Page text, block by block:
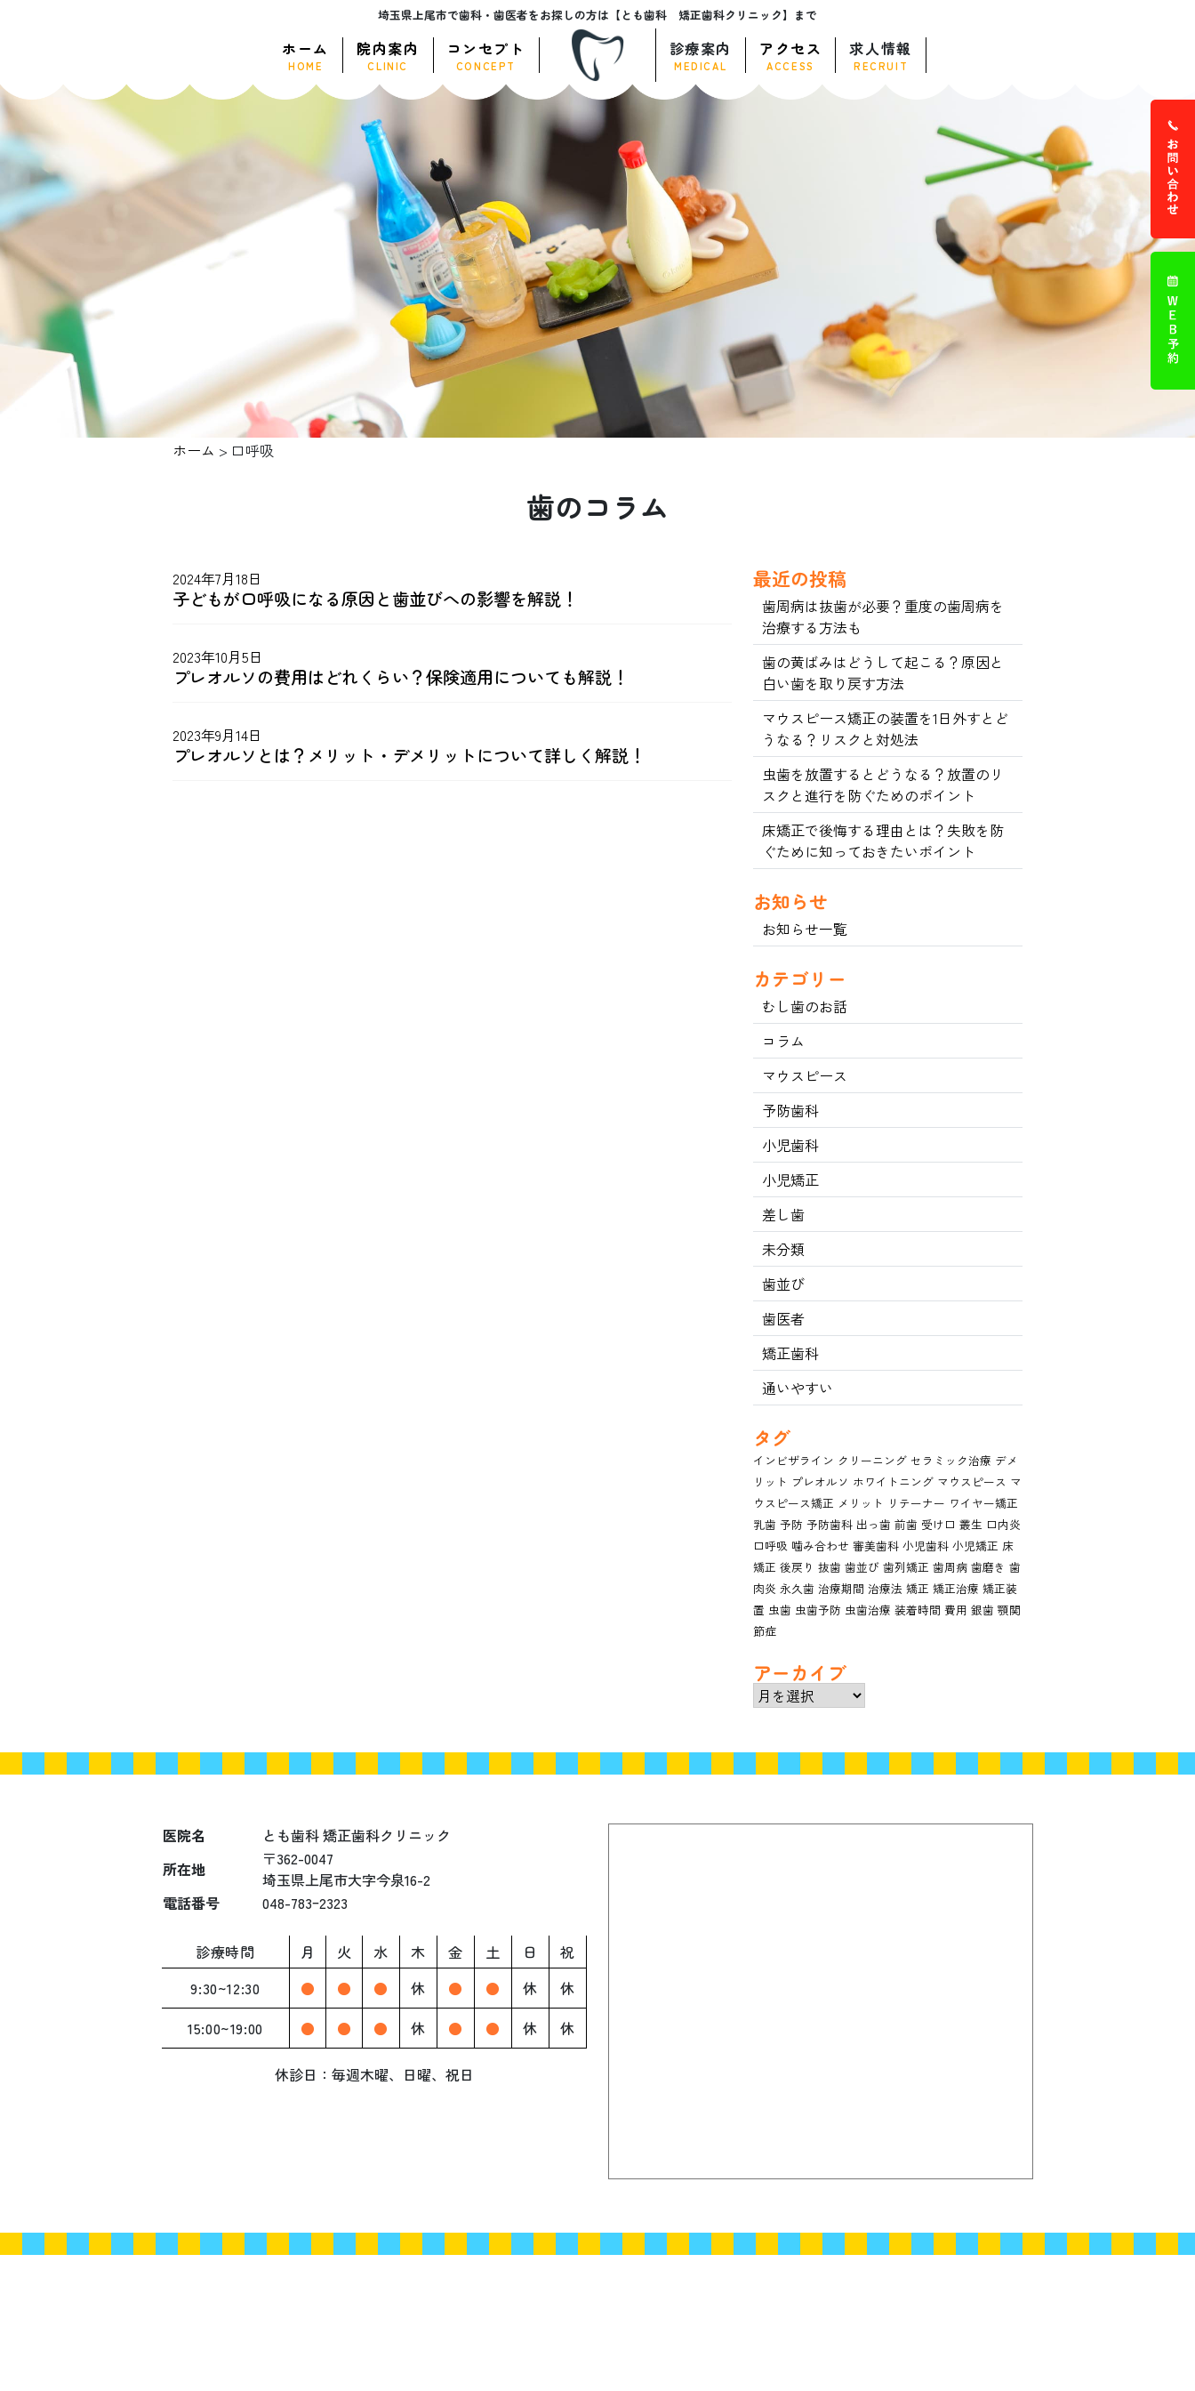
埼玉県上尾市で歯科・歯医者をお探しの方は【とも歯科 矯正歯科クリニック】まで
ホーム
HOME
院内案内
CLINIC
コンセプト
CONCEPT
診療案内
MEDICAL
アクセス
ACCESS
求人情報
RECRUIT
ホーム > 口呼吸
歯のコラム
2024年7月18日
子どもが口呼吸になる原因と歯並びへの影響を解説！
2023年10月5日
プレオルソの費用はどれくらい？保険適用についても解説！
2023年9月14日
プレオルソとは？メリット・デメリットについて詳しく解説！
最近の投稿
歯周病は抜歯が必要？重度の歯周病を
治療する方法も
歯の黄ばみはどうして起こる？原因と
白い歯を取り戻す方法
マウスピース矯正の装置を1日外すとど
うなる？リスクと対処法
虫歯を放置するとどうなる？放置のリ
スクと進行を防ぐためのポイント
床矯正で後悔する理由とは？失敗を防
ぐために知っておきたいポイント
お知らせ
お知らせ一覧
カテゴリー
むし歯のお話
コラム
マウスピース
予防歯科
小児歯科
小児矯正
差し歯
未分類
歯並び
歯医者
矯正歯科
通いやすい
タグ
インビザライン クリーニング セラミック治療 デメ
リット プレオルソ ホワイトニング マウスピース マ
ウスピース矯正 メリット リテーナー ワイヤー矯正
乳歯 予防 予防歯科 出っ歯 前歯 受け口 叢生 口内炎
口呼吸 噛み合わせ 審美歯科 小児歯科 小児矯正 床
矯正 後戻り 抜歯 歯並び 歯列矯正 歯周病 歯磨き 歯
肉炎 永久歯 治療期間 治療法 矯正 矯正治療 矯正装
置 虫歯 虫歯予防 虫歯治療 装着時間 費用 銀歯 顎関
節症
アーカイブ
ア
ー
イ
ブ
医院名
とも歯科 矯正歯科クリニック
所在地
〒362-0047
埼玉県上尾市大字今泉16-2
電話番号
048-783ｰ2323
診療時間 月 火 水 木 金 土 日
祝
9:30~12:30
● ● ● 休 ● ● 休
休
15:00~19:00
● ● ● 休 ● ● 休 休
休診日：毎週木曜、 日曜、祝日